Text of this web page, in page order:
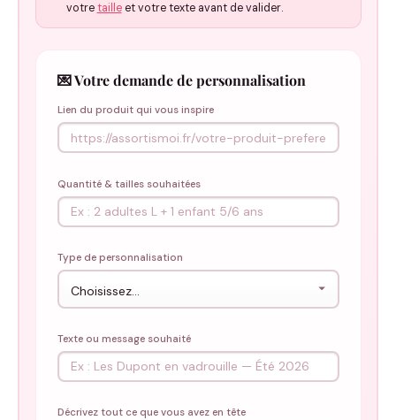
votretailleet votre texte avant de valider.
💌 Votre demande de personnalisation
Lien du produit qui vous inspire
Quantité & tailles souhaitées
Type de personnalisation
Texte ou message souhaité
Décrivez tout ce que vous avez en tête